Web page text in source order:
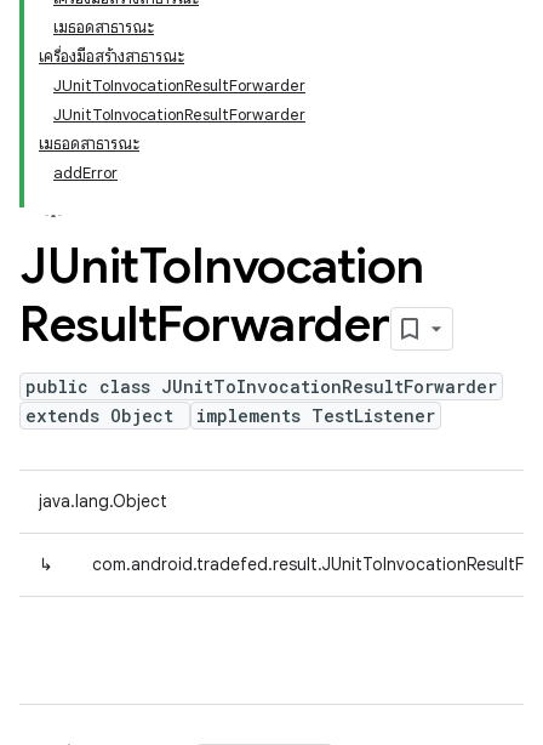
เมธอดสาธารณะ
เครื่องมือสร้างสาธารณะ
JUnitToInvocationResultForwarder
JUnitToInvocationResultForwarder
เมธอดสาธารณะ
addError
JUnitToInvocation
ResultForwarder
public class JUnitToInvocationResultForwarder
extends Object
implements TestListener
java.lang.Object
↳